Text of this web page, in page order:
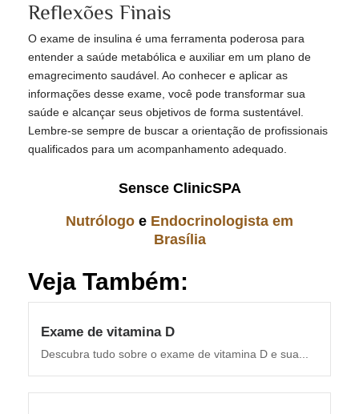
Reflexões Finais
O exame de insulina é uma ferramenta poderosa para
entender a saúde metabólica e auxiliar em um plano de
emagrecimento saudável. Ao conhecer e aplicar as
informações desse exame, você pode transformar sua
saúde e alcançar seus objetivos de forma sustentável.
Lembre-se sempre de buscar a orientação de profissionais
qualificados para um acompanhamento adequado.
Sensce ClinicSPA
Nutrólogo e Endocrinologista em
Brasília
Veja Também:
Exame de vitamina D
Descubra tudo sobre o exame de vitamina D e sua...